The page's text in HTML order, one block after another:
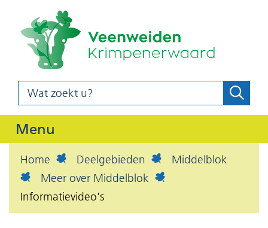
naar
de
o
Wat
zoekt
u?
Menu
Home Deelgebieden
Middelblok
Meer over Middelblok
Informatievideo's